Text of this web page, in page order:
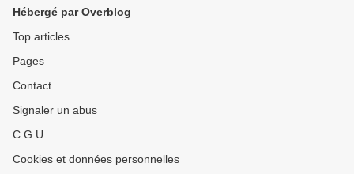
Hébergé par Overblog
Top articles
Pages
Contact
Signaler un abus
C.G.U.
Cookies et données personnelles